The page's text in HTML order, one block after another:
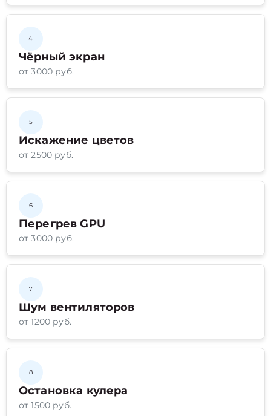
4
Чёрный экран
от 3000 руб.
5
Искажение цветов
от 2500 руб.
6
Перегрев GPU
от 3000 руб.
7
Шум вентиляторов
от 1200 руб.
8
Остановка кулера
от 1500 руб.